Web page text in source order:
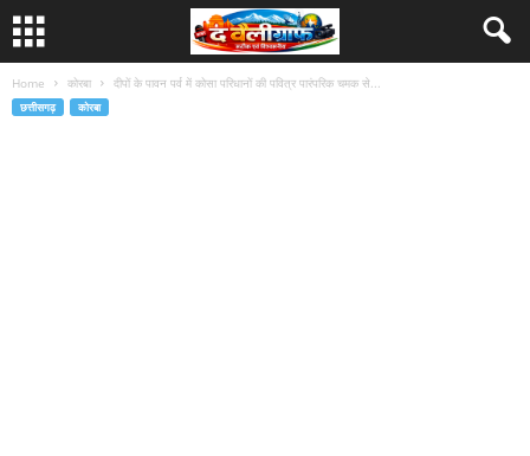
Home कोरबा दीपों के पावन पर्व में कोसा परिधानों की पवित्र पारंपरिक चमक से...
छत्तीसगढ़ कोरबा